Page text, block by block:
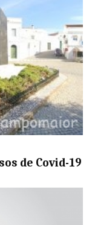
de Covid-19